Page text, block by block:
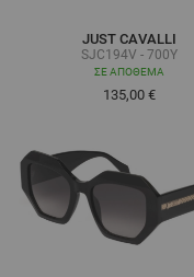
JUST CAVALLI
SJC194V - 700Y
ΣΕ ΑΠΌΘΕΜΑ
135,00 €